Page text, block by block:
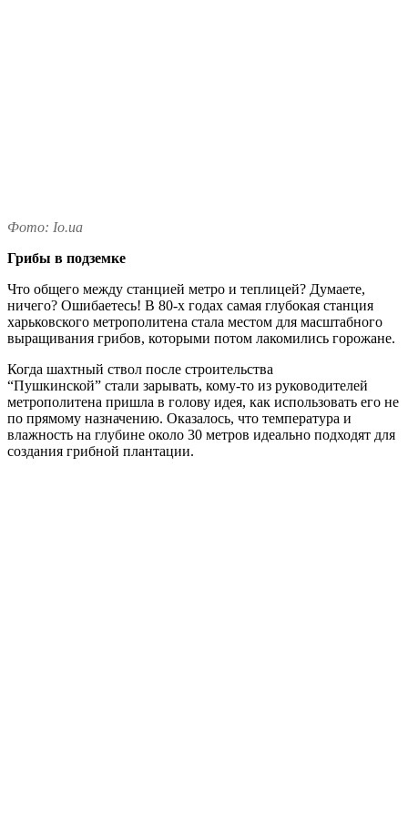
Фото: Io.ua
Грибы в подземке
Что общего между станцией метро и теплицей? Думаете,
ничего? Ошибаетесь! В 80-х годах самая глубокая станция
харьковского метрополитена стала местом для масштабного
выращивания грибов, которыми потом лакомились горожане.
Когда шахтный ствол после строительства
“Пушкинской” стали зарывать, кому-то из руководителей
метрополитена пришла в голову идея, как использовать его не
по прямому назначению. Оказалось, что температура и
влажность на глубине около 30 метров идеально подходят для
создания грибной плантации.